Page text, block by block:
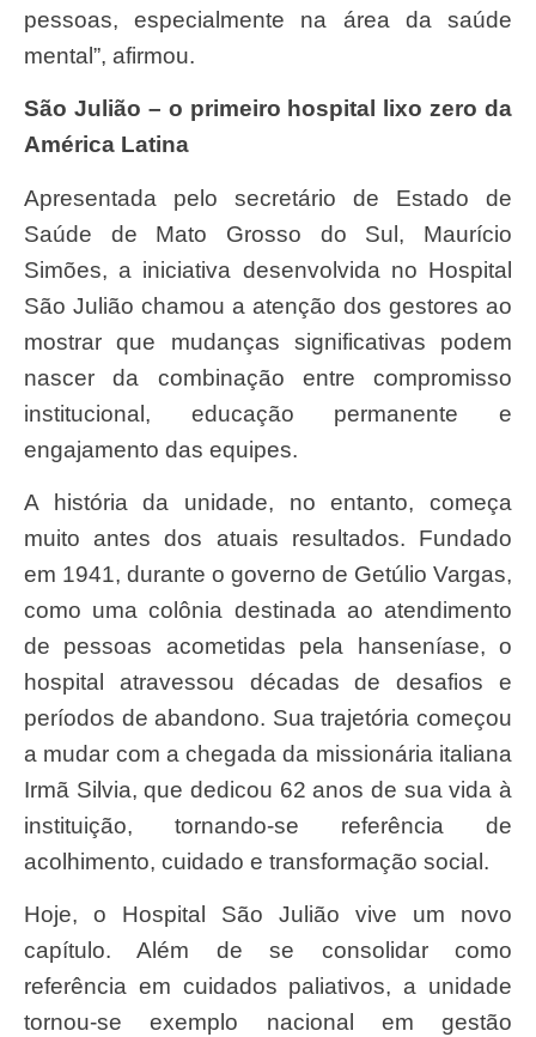
pessoas, especialmente na área da saúde
mental”, afirmou.
São Julião – o primeiro hospital lixo zero da
América Latina
Apresentada pelo secretário de Estado de
Saúde de Mato Grosso do Sul, Maurício
Simões, a iniciativa desenvolvida no Hospital
São Julião chamou a atenção dos gestores ao
mostrar que mudanças significativas podem
nascer da combinação entre compromisso
institucional, educação permanente e
engajamento das equipes.
A história da unidade, no entanto, começa
muito antes dos atuais resultados. Fundado
em 1941, durante o governo de Getúlio Vargas,
como uma colônia destinada ao atendimento
de pessoas acometidas pela hanseníase, o
hospital atravessou décadas de desafios e
períodos de abandono. Sua trajetória começou
a mudar com a chegada da missionária italiana
Irmã Silvia, que dedicou 62 anos de sua vida à
instituição, tornando-se referência de
acolhimento, cuidado e transformação social.
Hoje, o Hospital São Julião vive um novo
capítulo. Além de se consolidar como
referência em cuidados paliativos, a unidade
tornou-se exemplo nacional em gestão